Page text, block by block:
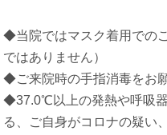
◆当院ではマスク着用での
ではありません）
◆ご来院時の手指消毒をお
◆37.0℃以上の発熱や呼吸
る、ご自身がコロナの疑い